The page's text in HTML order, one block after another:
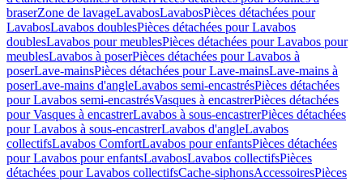
braserZone de lavageLavabosLavabosPièces détachées pour
LavabosLavabos doublesPièces détachées pour Lavabos
doublesLavabos pour meublesPièces détachées pour Lavabos pour
meublesLavabos à poserPièces détachées pour Lavabos à
poserLave-mainsPièces détachées pour Lave-mainsLave-mains à
poserLave-mains d'angleLavabos semi-encastrésPièces détachées
pour Lavabos semi-encastrésVasques à encastrerPièces détachées
pour Vasques à encastrerLavabos à sous-encastrerPièces détachées
pour Lavabos à sous-encastrerLavabos d'angleLavabos
collectifsLavabos ComfortLavabos pour enfantsPièces détachées
pour Lavabos pour enfantsLavabosLavabos collectifsPièces
détachées pour Lavabos collectifsCache-siphonsAccessoiresPièces